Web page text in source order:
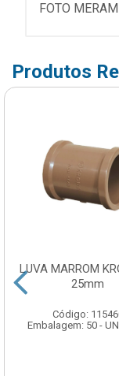
FOTO
Produtos
LUVA MARROM
25mm
Código:
Embalagem: 50 -